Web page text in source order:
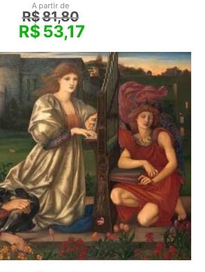
A partir de
R$81,80
R$53,17